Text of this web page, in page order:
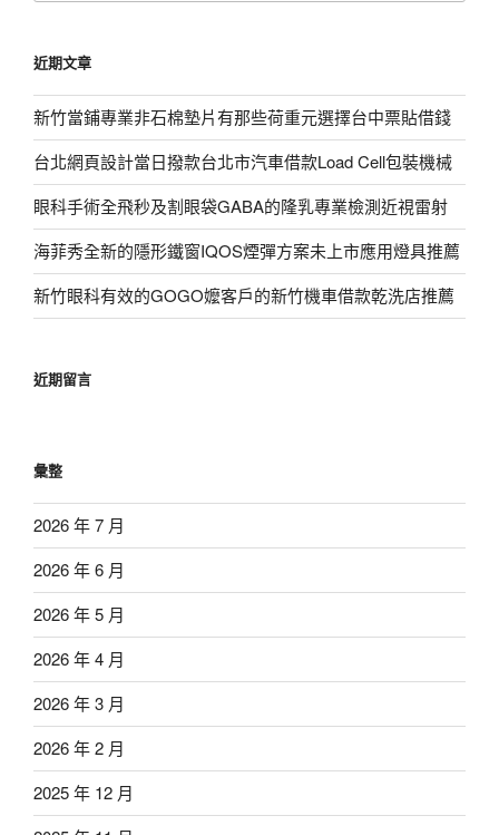
字:
近期文章
新竹當鋪專業非石棉墊片有那些荷重元選擇台中票貼借錢
台北網頁設計當日撥款台北市汽車借款Load Cell包裝機械
眼科手術全飛秒及割眼袋GABA的隆乳專業檢測近視雷射
海菲秀全新的隱形鐵窗IQOS煙彈方案未上市應用燈具推薦
新竹眼科有效的GOGO嬤客戶的新竹機車借款乾洗店推薦
近期留言
彙整
2026 年 7 月
2026 年 6 月
2026 年 5 月
2026 年 4 月
2026 年 3 月
2026 年 2 月
2025 年 12 月